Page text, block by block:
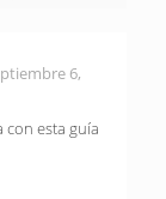
6,
con esta guía